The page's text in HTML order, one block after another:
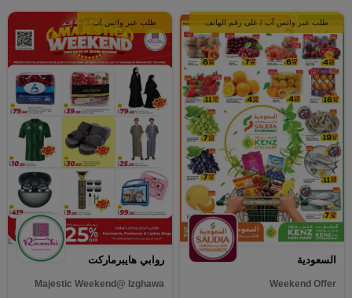
طلب عبر واتس آب / على رقم الهاتف
السعودية
Weekend Offer
طلب عبر واتس آب
روابي هايبرماركت
Majestic Weekend@ Izghawa